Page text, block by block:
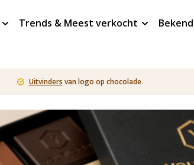
Trends & Meest verkocht
Uitvinders van logo op chocolade